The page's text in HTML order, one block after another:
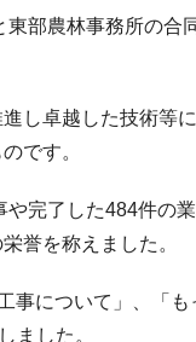
部農林事務所の
し卓越した技術等
です。
完了した484件の
誉を称えました。
事について」、「
ました。